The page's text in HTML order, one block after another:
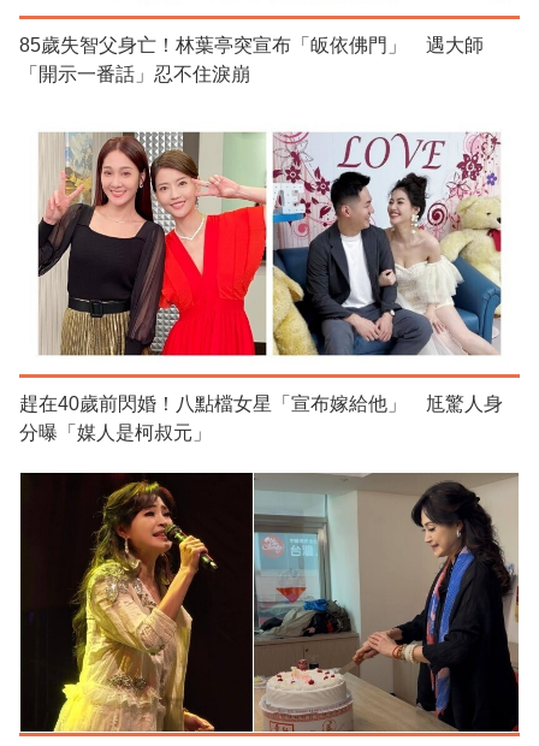
85歲失智父身亡！林葉亭突宣布「皈依佛門」 遇大師
「開示一番話」忍不住淚崩
趕在40歲前閃婚！八點檔女星「宣布嫁給他」 尪驚人身
分曝「媒人是柯叔元」